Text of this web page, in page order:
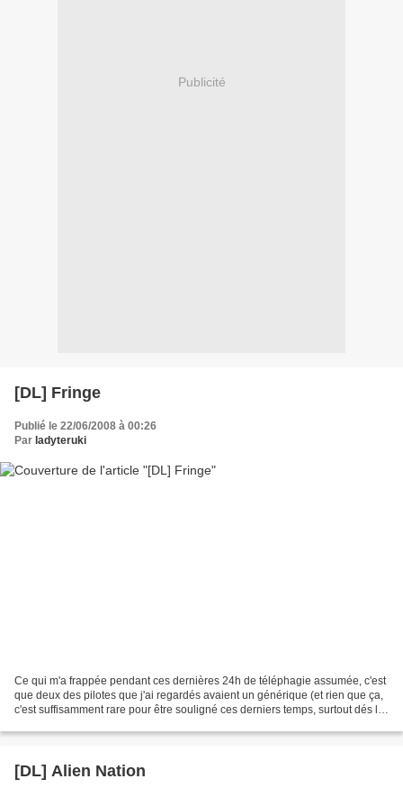
Publicité
[DL] Fringe
Publié le 22/06/2008 à 00:26
Par ladyteruki
Ce qui m'a frappée pendant ces dernières 24h de téléphagie assumée, c'est
que deux des pilotes que j'ai regardés avaient un générique (et rien que ça,
c'est suffisamment rare pour être souligné ces derniers temps, surtout dés le
[DL] Alien Nation